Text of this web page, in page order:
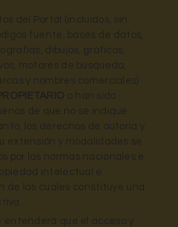
del Portal (incluidos, sin
fuente, bases de datos,
dibujos, gráficos,
motores de búsqueda,
y nombres comerciales)
o han sido
de que no se indique
los derechos de autoría y
extensión y modalidades se
por las normas nacionales e
intelectual e
de las cuales constituye una
entenderá que el acceso y